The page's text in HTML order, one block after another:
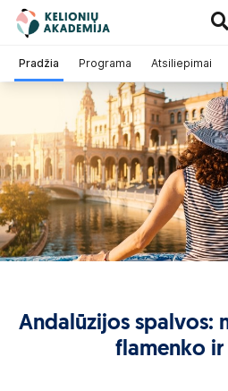
Paskutinė
minutė
Pažintinės
kelionės
Andalūzijos spalvos:
flamenko ir
Pradžia Programa Atsiliepimai